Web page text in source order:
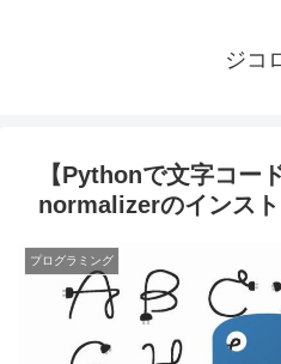
ジコ
【Pythonで文字コー
normalizerのインス
プログラミング